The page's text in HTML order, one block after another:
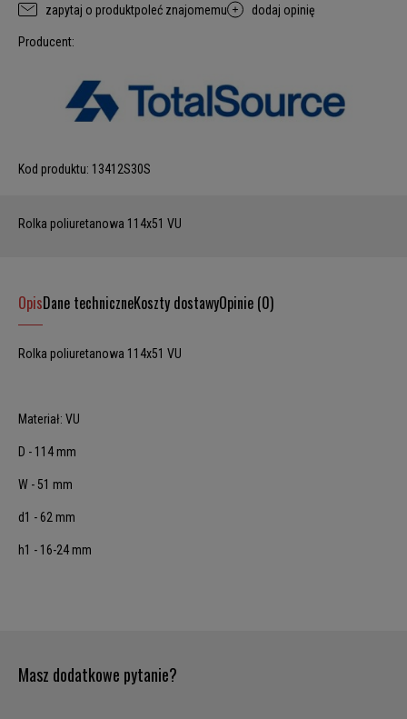
zapytaj o produktpoleć znajomemu dodaj opinię
Producent:
Kod produktu: 13412S30S
Rolka poliuretanowa 114x51 VU
OpisDane techniczneKoszty dostawyOpinie (0)
Rolka poliuretanowa 114x51 VU
Materiał: VU
D - 114 mm
W - 51 mm
d1 - 62 mm
h1 - 16-24 mm
Masz dodatkowe pytanie?